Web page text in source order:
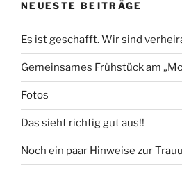
NEUESTE BEITRÄGE
Es ist geschafft. Wir sind
Gemeinsames Frühstück am
Fotos
Das sieht richtig gut aus!!
Noch ein paar Hinweise zur